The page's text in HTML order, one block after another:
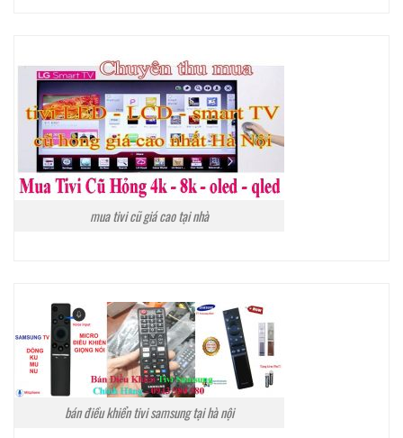
mua tivi cũ giá cao tại nhà
bán điều khiển tivi samsung tại hà nội